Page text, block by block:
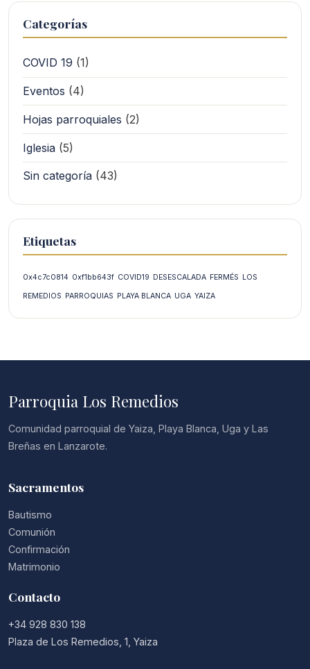
Categorías
COVID 19 (1)
Eventos (4)
Hojas parroquiales (2)
Iglesia (5)
Sin categoría (43)
Etiquetas
0x4c7c0814 0xf1bb643f COVID19 DESESCALADA FERMÉS LOS
REMEDIOS PARROQUIAS PLAYA BLANCA UGA YAIZA
Parroquia Los Remedios
Comunidad parroquial de Yaiza, Playa Blanca, Uga y Las
Breñas en Lanzarote.
Sacramentos
Bautismo
Comunión
Confirmación
Matrimonio
Contacto
+34 928 830 138
Plaza de Los Remedios, 1, Yaiza